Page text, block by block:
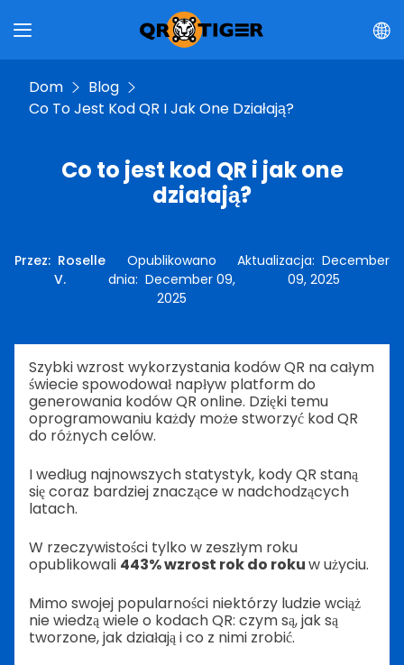
Dom
Blog
Co To Jest Kod QR I Jak One Działają?
Co to jest kod QR i jak one
działają?
Przez: Roselle
V.
Opublikowano
dnia: December 09,
2025
Aktualizacja: December
09, 2025
Szybki wzrost wykorzystania kodów QR na całym
świecie spowodował napływ platform do
generowania kodów QR online. Dzięki temu
oprogramowaniu każdy może stworzyć kod QR
do różnych celów.
I według najnowszych statystyk, kody QR staną
się coraz bardziej znaczące w nadchodzących
latach.
W rzeczywistości tylko w zeszłym roku
opublikowali 443% wzrost rok do rokuw użyciu.
Mimo swojej popularności niektórzy ludzie wciąż
nie wiedzą wiele o kodach QR: czym są, jak są
tworzone, jak działają i co z nimi zrobić.